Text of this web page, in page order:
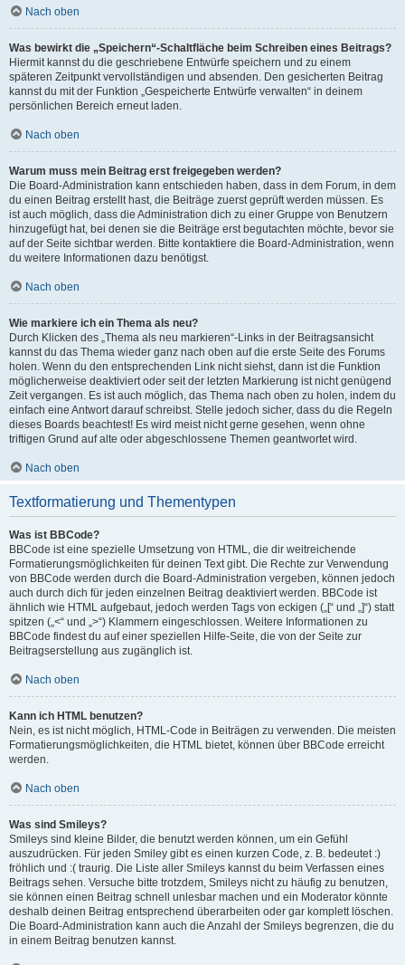
Nach oben
Was bewirkt die „Speichern“-Schaltfläche beim Schreiben eines Beitrags?
Hiermit kannst du die geschriebene Entwürfe speichern und zu einem
späteren Zeitpunkt vervollständigen und absenden. Den gesicherten Beitrag
kannst du mit der Funktion „Gespeicherte Entwürfe verwalten“ in deinem
persönlichen Bereich erneut laden.
Nach oben
Warum muss mein Beitrag erst freigegeben werden?
Die Board-Administration kann entschieden haben, dass in dem Forum, in dem
du einen Beitrag erstellt hast, die Beiträge zuerst geprüft werden müssen. Es
ist auch möglich, dass die Administration dich zu einer Gruppe von Benutzern
hinzugefügt hat, bei denen sie die Beiträge erst begutachten möchte, bevor sie
auf der Seite sichtbar werden. Bitte kontaktiere die Board-Administration, wenn
du weitere Informationen dazu benötigst.
Nach oben
Wie markiere ich ein Thema als neu?
Durch Klicken des „Thema als neu markieren“-Links in der Beitragsansicht
kannst du das Thema wieder ganz nach oben auf die erste Seite des Forums
holen. Wenn du den entsprechenden Link nicht siehst, dann ist die Funktion
möglicherweise deaktiviert oder seit der letzten Markierung ist nicht genügend
Zeit vergangen. Es ist auch möglich, das Thema nach oben zu holen, indem du
einfach eine Antwort darauf schreibst. Stelle jedoch sicher, dass du die Regeln
dieses Boards beachtest! Es wird meist nicht gerne gesehen, wenn ohne
triftigen Grund auf alte oder abgeschlossene Themen geantwortet wird.
Nach oben
Textformatierung und Thementypen
Was ist BBCode?
BBCode ist eine spezielle Umsetzung von HTML, die dir weitreichende
Formatierungsmöglichkeiten für deinen Text gibt. Die Rechte zur Verwendung
von BBCode werden durch die Board-Administration vergeben, können jedoch
auch durch dich für jeden einzelnen Beitrag deaktiviert werden. BBCode ist
ähnlich wie HTML aufgebaut, jedoch werden Tags von eckigen („[“ und „]“) statt
spitzen („<“ und „>“) Klammern eingeschlossen. Weitere Informationen zu
BBCode findest du auf einer speziellen Hilfe-Seite, die von der Seite zur
Beitragserstellung aus zugänglich ist.
Nach oben
Kann ich HTML benutzen?
Nein, es ist nicht möglich, HTML-Code in Beiträgen zu verwenden. Die meisten
Formatierungsmöglichkeiten, die HTML bietet, können über BBCode erreicht
werden.
Nach oben
Was sind Smileys?
Smileys sind kleine Bilder, die benutzt werden können, um ein Gefühl
auszudrücken. Für jeden Smiley gibt es einen kurzen Code, z. B. bedeutet :)
fröhlich und :( traurig. Die Liste aller Smileys kannst du beim Verfassen eines
Beitrags sehen. Versuche bitte trotzdem, Smileys nicht zu häufig zu benutzen,
sie können einen Beitrag schnell unlesbar machen und ein Moderator könnte
deshalb deinen Beitrag entsprechend überarbeiten oder gar komplett löschen.
Die Board-Administration kann auch die Anzahl der Smileys begrenzen, die du
in einem Beitrag benutzen kannst.